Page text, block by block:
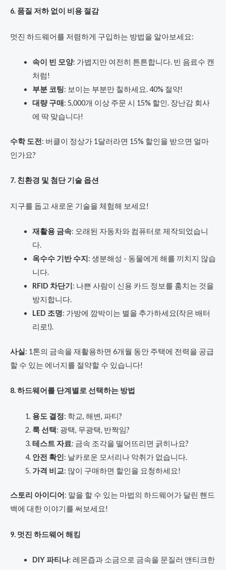
6. 품질 저하 없이 비용 절감
멋진 하드웨어를 저렴하게 구입하는 방법을 알아보세요:
속이 빈 모양: 가볍지만 여전히 튼튼합니다. 빈 음료수 캔
처럼!
부분 코팅: 보이는 부분만 칠하세요. 40% 절약!
대량 구매: 5,000개 이상 주문 시 15% 할인. 장난감 회사
에 딱 맞습니다!
수학 도전: 버클이 정상가 1달러라면 15% 할인을 받으면 얼마
인가요?
7. 친환경 및 첨단 기술 옵션
지구를 돕고 새로운 기술을 체험해 보세요!
재활용 금속: 오래된 자동차와 컴퓨터로 제작되었습니
다.
옥수수 기반 수지: 생분해성 - 동물에게 해를 끼치지 않습
니다.
RFID 차단기: 나쁜 사람이 신용 카드 정보를 훔치는 것을
방지합니다.
LED 조명: 가방에 깜박이는 별을 추가하세요(작은 배터
리로!).
사실: 1톤의 금속을 재활용하면 6개월 동안 주택에 전력을 공급
할 수 있는 에너지를 절약할 수 있습니다!
8. 하드웨어를 단계별로 선택하는 방법
용도 결정: 학교, 해변, 파티?
룩 선택: 광택, 무광택, 반짝임?
테스트 자료: 금속 조각을 떨어뜨리면 긁히나요?
안전 확인: 날카로운 모서리나 악취가 없습니다.
가격 비교: 많이 구매하면 할인을 요청하세요!
스토리 아이디어 : 말을 할 수 있는 마법의 하드웨어가 달린 핸드
백에 대한 이야기를 써보세요!
9. 멋진 하드웨어 해킹
DIY 파티나: 레몬즙과 소금으로 금속을 문질러 앤티크한